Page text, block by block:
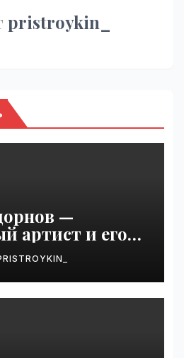
pristroykin_
—
артист и его
биография —
достижения,
и интересные
жизни!